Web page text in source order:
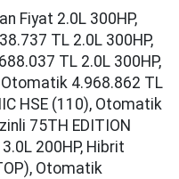
Fiyat 2.0L 300HP,
TL 2.0L 300HP,
TL 2.0L 300HP,
Otomatik 4.968.862 TL
HSE (110), Otomatik
75TH EDITION
200HP, Hibrit
Otomatik